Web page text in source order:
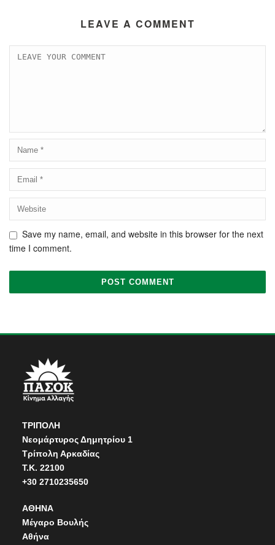
LEAVE A COMMENT
Save my name, email, and website in this browser for the next
time I comment.
ΤΡΙΠΟΛΗ
Νεομάρτυρος Δημητρίου 1
Τρίπολη Αρκαδίας
Τ.Κ. 22100
+30 2710235650
ΑΘΗΝΑ
Μέγαρο Βουλής
Αθήνα